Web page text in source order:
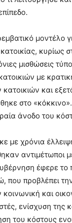
μοντέλο
κυρίως
μισθώσεις
με
και
στο
άνοδο του
με χρόνια
αντιμέτωποι
έφερε
που προβλέπει
και
ενίσχυση της
του κόστους